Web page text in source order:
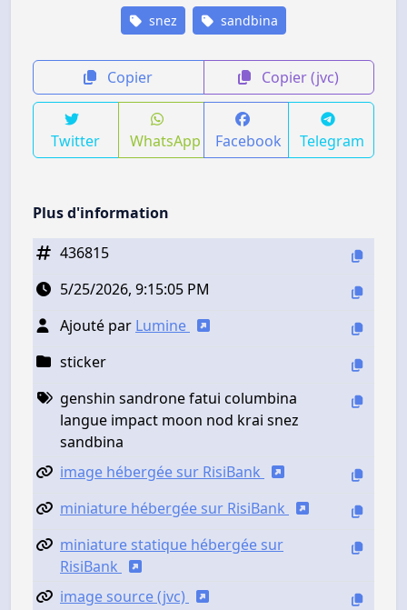
snez sandbina
Copier Copier (jvc)
Twitter WhatsApp Facebook Telegram
Plus d'information
436815
5/25/2026, 9:15:05 PM
Ajouté par Lumine
sticker
genshin sandrone fatui columbina
langue impact moon nod krai snez
sandbina
image hébergée sur RisiBank
miniature hébergée sur RisiBank
miniature statique hébergée sur
RisiBank
image source (jvc)